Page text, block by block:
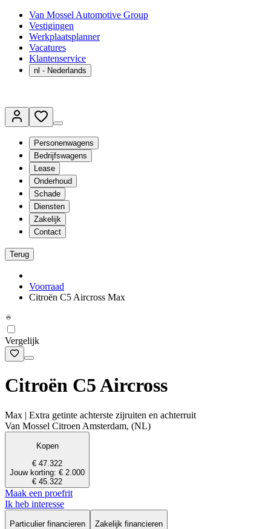
Van Mossel Automotive Group
Vestigingen
Werkplaatsplanner
Vacatures
Klantenservice
nl - Nederlands
Personenwagens
Bedrijfswagens
Lease
Onderhoud
Schade
Diensten
Zakelijk
Contact
Terug
Voorraad
Citroën C5 Aircross Max
Vergelijk
Citroën C5 Aircross
Max | Extra getinte achterste zijruiten en achterruit
Van Mossel Citroen Amsterdam, (NL)
Kopen
€ 47.322
Jouw korting: € 2.000
€ 45.322
Maak een proefrit
Ik heb interesse
Particulier financieren
Zakelijk financieren